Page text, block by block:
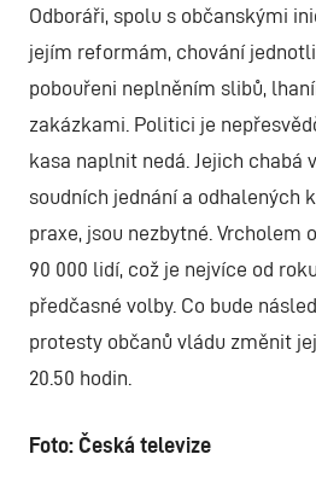
Odboráři, spolu s občanskými
jejím reformám, chování
pobouřeni neplněním slibů,
zakázkami. Politici je
kasa naplnit nedá. Jejich
soudních jednání a odhalených
praxe, jsou nezbytné. Vrcholem
90 000 lidí, což je nejvíce od
předčasné volby. Co bude
protesty občanů vládu změnit
20.50 hodin.
Foto: Česká televize